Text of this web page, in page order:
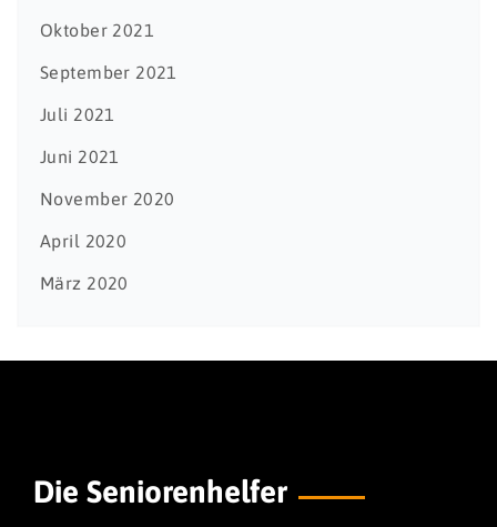
Oktober 2021
September 2021
Juli 2021
Juni 2021
November 2020
April 2020
März 2020
Die Seniorenhelfer